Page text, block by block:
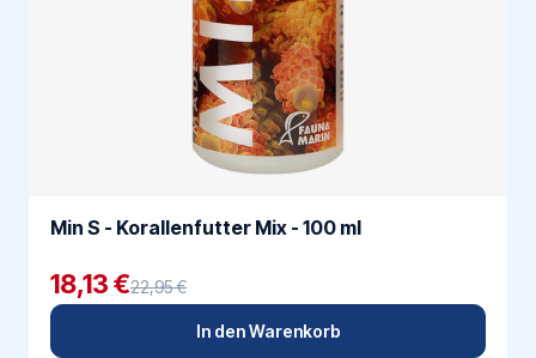
Min S - Korallenfutter Mix - 100 ml
18,13 €22,95 €
In den Warenkorb